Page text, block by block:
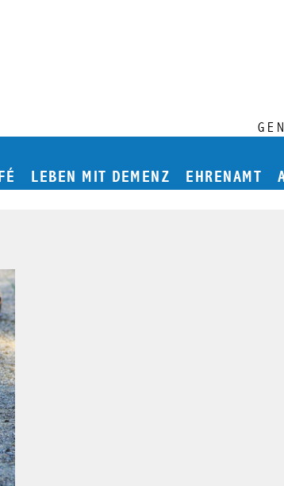
LEBEN MIT DEMENZ EHRENAMT